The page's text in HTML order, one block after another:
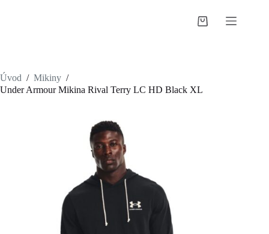
Shopping
Úvod / Mikiny /
Under Armour Mikina Rival Terry LC HD Black XL